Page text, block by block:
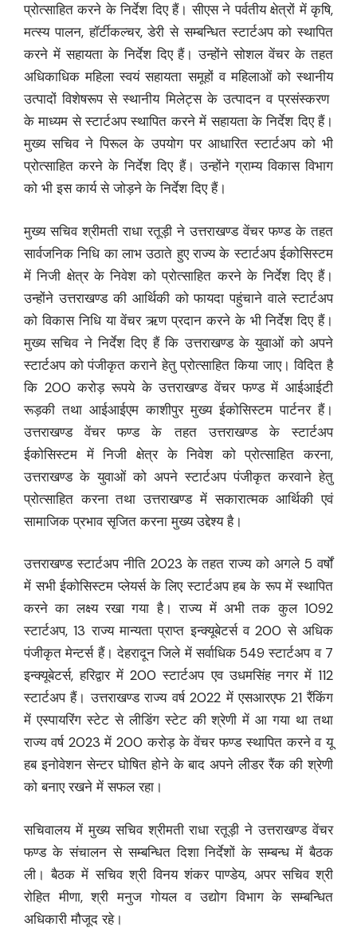
प्रोत्साहित करने के निर्देश दिए हैं। सीएस ने पर्वतीय क्षेत्रों में कृषि,
मत्स्य पालन, हॉर्टीकल्चर, डेरी से सम्बन्धित स्टार्टअप को स्थापित
करने में सहायता के निर्देश दिए हैं। उन्होंने सोशल वेंचर के तहत
अधिकाधिक महिला स्वयं सहायता समूहों व महिलाओं को स्थानीय
उत्पादों विशेषरूप से स्थानीय मिलेट्स के उत्पादन व प्रसंस्करण
के माध्यम से स्टार्टअप स्थापित करने में सहायता के निर्देश दिए हैं।
मुख्य सचिव ने पिरूल के उपयोग पर आधारित स्टार्टअप को भी
प्रोत्साहित करने के निर्देश दिए हैं। उन्होंने ग्राम्य विकास विभाग
को भी इस कार्य से जोड़ने के निर्देश दिए हैं।
मुख्य सचिव श्रीमती राधा रतूड़ी ने उत्तराखण्ड वेंचर फण्ड के तहत
सार्वजनिक निधि का लाभ उठाते हुए राज्य के स्टार्टअप ईकोसिस्टम
में निजी क्षेत्र के निवेश को प्रोत्साहित करने के निर्देश दिए हैं।
उन्होंने उत्तराखण्ड की आर्थिकी को फायदा पहुंचाने वाले स्टार्टअप
को विकास निधि या वेंचर ऋण प्रदान करने के भी निर्देश दिए हैं।
मुख्य सचिव ने निर्देश दिए हैं कि उत्तराखण्ड के युवाओं को अपने
स्टार्टअप को पंजीकृत कराने हेतु प्रोत्साहित किया जाए। विदित है
कि 200 करोड़ रूपये के उत्तराखण्ड वेंचर फण्ड में आईआईटी
रूड़की तथा आईआईएम काशीपुर मुख्य ईकोसिस्टम पार्टनर हैं।
उत्तराखण्ड वेंचर फण्ड के तहत उत्तराखण्ड के स्टार्टअप
ईकोसिस्टम में निजी क्षेत्र के निवेश को प्रोत्साहित करना,
उत्तराखण्ड के युवाओं को अपने स्टार्टअप पंजीकृत करवाने हेतु
प्रोत्साहित करना तथा उत्तराखण्ड में सकारात्मक आर्थिकी एवं
सामाजिक प्रभाव सृजित करना मुख्य उद्देश्य है।
उत्तराखण्ड स्टार्टअप नीति 2023 के तहत राज्य को अगले 5 वर्षों
में सभी ईकोसिस्टम प्लेयर्स के लिए स्टार्टअप हब के रूप में स्थापित
करने का लक्ष्य रखा गया है। राज्य में अभी तक कुल 1092
स्टार्टअप, 13 राज्य मान्यता प्राप्त इन्क्यूबेटर्स व 200 से अधिक
पंजीकृत मेन्टर्स हैं। देहरादून जिले में सर्वाधिक 549 स्टार्टअप व 7
इन्क्यूबेटर्स, हरिद्वार में 200 स्टार्टअप एव उधमसिंह नगर में 112
स्टार्टअप हैं। उत्तराखण्ड राज्य वर्ष 2022 में एसआरएफ 21 रैंकिंग
में एस्पायरिंग स्टेट से लीडिंग स्टेट की श्रेणी में आ गया था तथा
राज्य वर्ष 2023 में 200 करोड़ के वेंचर फण्ड स्थापित करने व यू
हब इनोवेशन सेन्टर घोषित होने के बाद अपने लीडर रैंक की श्रेणी
को बनाए रखने में सफल रहा।
सचिवालय में मुख्य सचिव श्रीमती राधा रतूड़ी ने उत्तराखण्ड वेंचर
फण्ड के संचालन से सम्बन्धित दिशा निर्देशों के सम्बन्ध में बैठक
ली। बैठक में सचिव श्री विनय शंकर पाण्डेय, अपर सचिव श्री
रोहित मीणा, श्री मनुज गोयल व उद्योग विभाग के सम्बन्धित
अधिकारी मौजूद रहे।